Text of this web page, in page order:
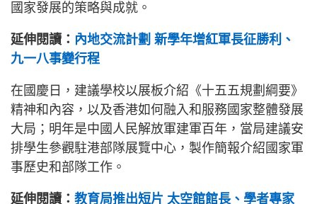
國家發展的策略與成就。
延伸閱讀： 內地交流計劃 新學年增紅軍長征勝利、
九一八事變行程
在國慶日，建議學校以展板介紹《十五五規劃綱要》
精神和內容，以及香港如何融入和服務國家整體發展
大局；明年是中國人民解放軍建軍百年，當局建議安
排學生參觀駐港部隊展覽中心，製作簡報介紹國家軍
事歷史和部隊工作。
延伸閱讀： 教育局推出短片 太空館館長、學者專家